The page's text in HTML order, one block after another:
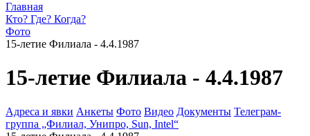
Главная
Кто? Где? Когда?
Фото
15-летие Филиала - 4.4.1987
15-летие Филиала - 4.4.1987
Адреса и явки Анкеты Фото Видео Документы Телеграм-
группа „Филиал, Унипро, Sun, Intel“